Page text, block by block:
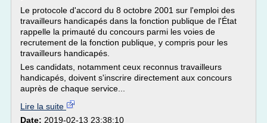
Le protocole d'accord du 8 octobre 2001 sur l'emploi des
travailleurs handicapés dans la fonction publique de l'État
rappelle la primauté du concours parmi les voies de
recrutement de la fonction publique, y compris pour les
travailleurs handicapés.
Les candidats, notamment ceux reconnus travailleurs
handicapés, doivent s'inscrire directement aux concours
auprès de chaque service...
Lire la suite
Date: 2019-02-13 23:38:10